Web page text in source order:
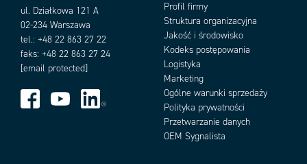
ul. Działkowa 121 A
02-234 Warszawa
tel.: +48 22 863 27 22
faks: +48 22 863 27 24
[email protected]
Profil firmy
Struktura organizacyjna
Jakość i środowisko
Kodeks postępowania
Logistyka
Marketing
Ogólne warunki sprzedaży
Polityka prywatności
Przetwarzanie danych
OEM Sygnalista